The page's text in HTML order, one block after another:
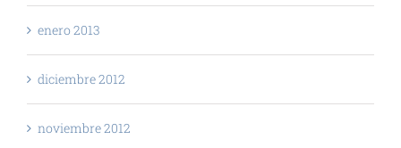
enero 2013
diciembre 2012
noviembre 2012